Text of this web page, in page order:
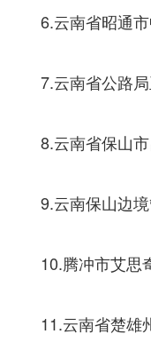
6.云南省昭通
7.云南省公路
8.云南省保山
9.云南保山边
10.腾冲市艾思
11.云南省楚雄